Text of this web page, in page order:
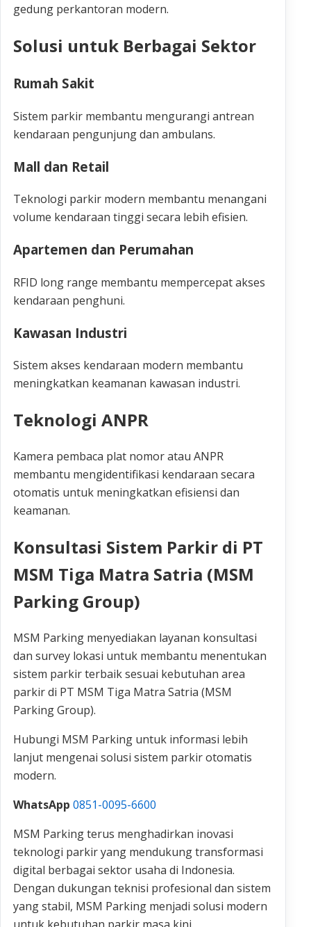
gedung perkantoran modern.
Solusi untuk Berbagai Sektor
Rumah Sakit
Sistem parkir membantu mengurangi antrean
kendaraan pengunjung dan ambulans.
Mall dan Retail
Teknologi parkir modern membantu menangani
volume kendaraan tinggi secara lebih efisien.
Apartemen dan Perumahan
RFID long range membantu mempercepat akses
kendaraan penghuni.
Kawasan Industri
Sistem akses kendaraan modern membantu
meningkatkan keamanan kawasan industri.
Teknologi ANPR
Kamera pembaca plat nomor atau ANPR
membantu mengidentifikasi kendaraan secara
otomatis untuk meningkatkan efisiensi dan
keamanan.
Konsultasi Sistem Parkir di PT
MSM Tiga Matra Satria (MSM
Parking Group)
MSM Parking menyediakan layanan konsultasi
dan survey lokasi untuk membantu menentukan
sistem parkir terbaik sesuai kebutuhan area
parkir di PT MSM Tiga Matra Satria (MSM
Parking Group).
Hubungi MSM Parking untuk informasi lebih
lanjut mengenai solusi sistem parkir otomatis
modern.
WhatsApp 0851-0095-6600
MSM Parking terus menghadirkan inovasi
teknologi parkir yang mendukung transformasi
digital berbagai sektor usaha di Indonesia.
Dengan dukungan teknisi profesional dan sistem
yang stabil, MSM Parking menjadi solusi modern